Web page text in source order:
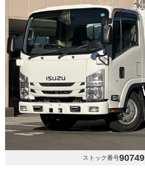
ストック番号90749